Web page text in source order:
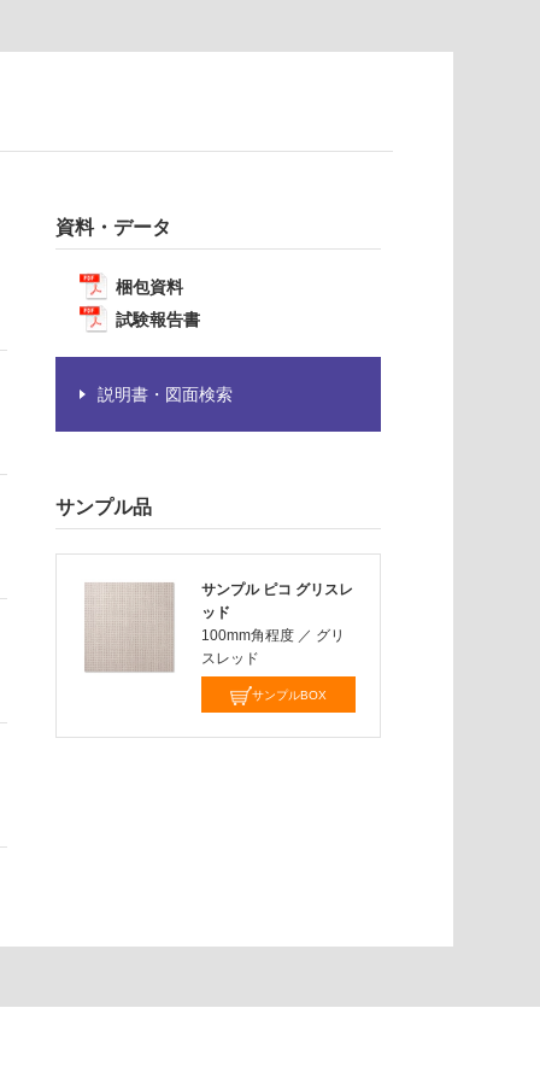
資料・データ
梱包資料
試験報告書
説明書・図面検索
サンプル品
サンプル ピコ グリスレ
ッド
100mm角程度 ／ グリ
スレッド
サンプルBOX